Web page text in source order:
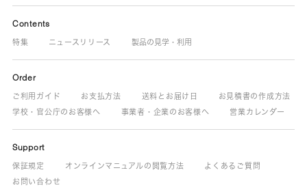
Contents
特集 ニュースリリース 製品の見学・利用
Order
ご利用ガイド お支払方法 送料とお届け日
お見積書の作成方法
学校・官公庁のお客様へ
事業者・企業のお客様へ 営業カレンダー
Support
保証規定 オンラインマニュアルの閲覧方法
よくあるご質問
お問い合わせ